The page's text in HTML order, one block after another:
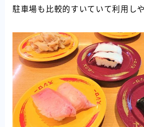
駐車場も比較的すいていて利用しや